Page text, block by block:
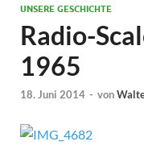
UNSERE GESCHICHTE
Radio-
1965
18. Juni 2014 - von